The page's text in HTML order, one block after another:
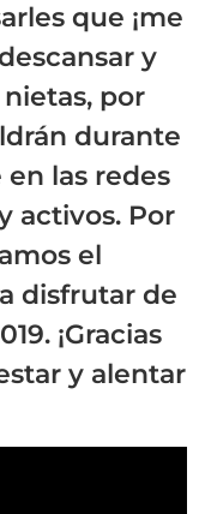
que ¡me
y
por
durante
las redes
activos. Por
el
disfrutar de
¡Gracias
y alentar